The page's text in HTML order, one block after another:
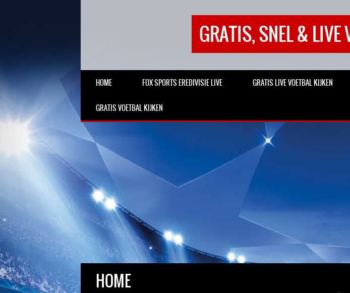
GRATIS, SNEL & LIVE
HOME FOX SPORTS EREDIVISIE LIVE GRATIS LIVE VOETBAL KIJKEN
GRATIS VOETBAL KIJKEN
HOME